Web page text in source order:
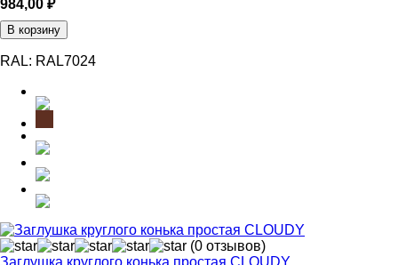
984,00 ₽
В корзину
RAL: RAL7024
(0 отзывов)